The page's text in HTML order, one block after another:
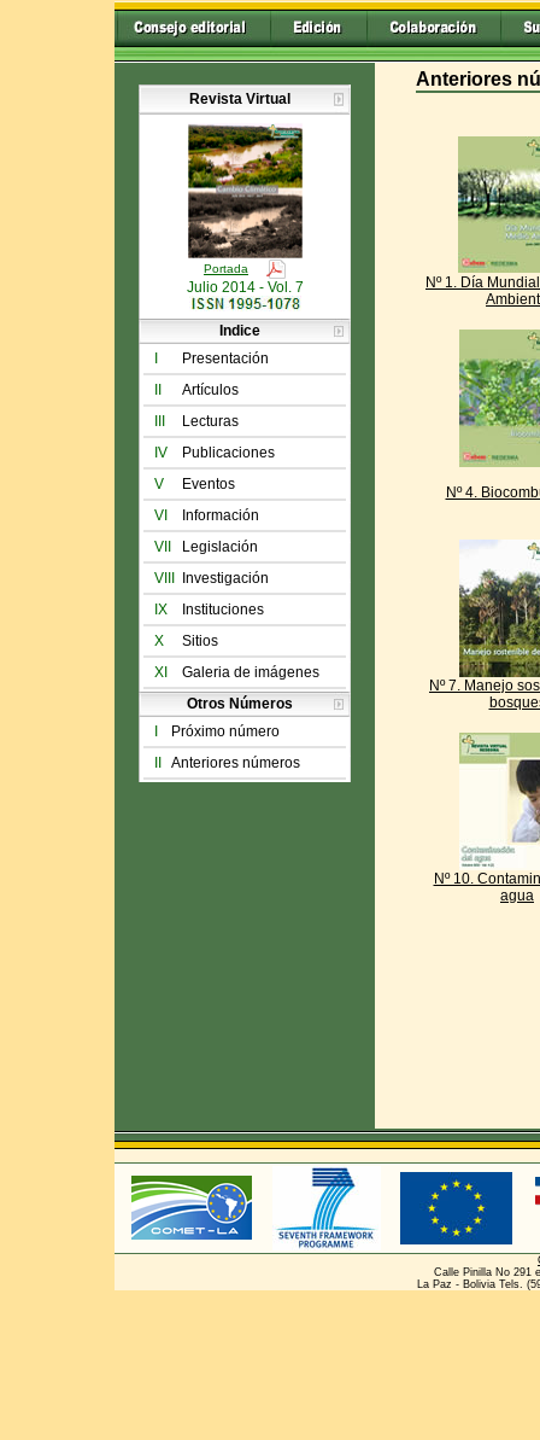
Revista Virtual
Portada
Julio 2014 - Vol. 7
Indice
Presentación
Artículos
Lecturas
IV
Publicaciones
V
Eventos
VI
Información
VII
Legislación
VIII
Investigación
IX
Instituciones
X
Sitios
XI
Galeria de imágenes
Otros Números
Próximo número
Anteriores números
Anteriores
Nº 1. Día
Nº 4.
Nº 7. Manejo
Nº 10.
agua
Calle Pinilla No 291
La Paz - Bolivia Tels.